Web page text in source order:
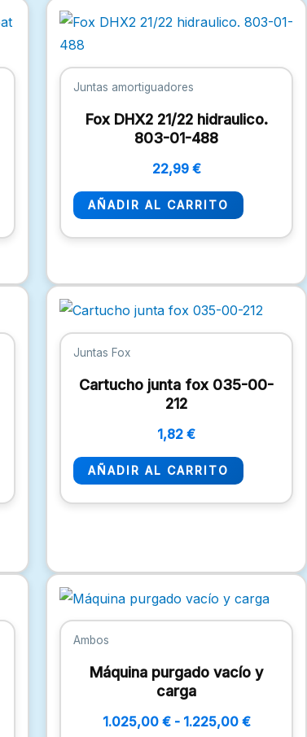
Juntas amortiguadores
Fox DHX2 21/22 hidraulico.
803-01-488
22,99 €
AÑADIR AL CARRITO
Juntas Fox
Cartucho junta fox 035-00-
212
1,82 €
AÑADIR AL CARRITO
Ambos
Máquina purgado vacío y
carga
1.025,00 € - 1.225,00 €
de
desdetiene